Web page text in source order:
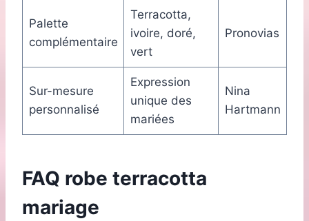
Palette
complémentaire
Terracotta,
ivoire, doré,
vert
Pronovias
Sur-mesure
personnalisé
Expression
unique des
mariées
Nina
Hartmann
FAQ robe terracotta
mariage